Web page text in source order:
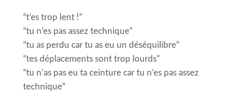
“t’es trop lent !”
“tu n’es pas assez technique”
“tu as perdu car tu as eu un déséquilibre”
“tes déplacements sont trop lourds”
“tu n’as pas eu ta ceinture car tu n’es pas assez
technique”